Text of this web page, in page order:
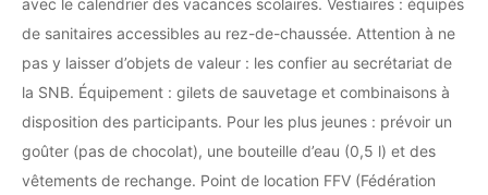
avec le calendrier des vacances scolaires. Vestiaires : équipés
de sanitaires accessibles au rez-de-chaussée. Attention à ne
pas y laisser d’objets de valeur : les confier au secrétariat de
la SNB. Équipement : gilets de sauvetage et combinaisons à
disposition des participants. Pour les plus jeunes : prévoir un
goûter (pas de chocolat), une bouteille d’eau (0,5 l) et des
vêtements de rechange. Point de location FFV (Fédération